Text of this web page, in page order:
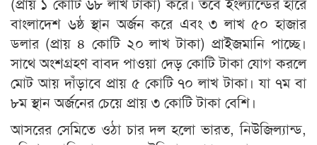
বাংলাদেশ ৬ষ্ঠ স্থান অর্জন করে এবং ৩ লাখ ৫০ হাজার
ডলার (প্রায় ৪ কোটি ২০ লাখ টাকা) প্রাইজমানি পাচ্ছে।
সাথে অংশগ্রহণ বাবদ পাওয়া দেড় কোটি টাকা যোগ করলে
মোট আয় দাঁড়াবে প্রায় ৫ কোটি ৭০ লাখ টাকা। যা ৭ম বা
৮ম স্থান অর্জনের চেয়ে প্রায় ৩ কোটি টাকা বেশি।
আসরের সেমিতে ওঠা চার দল হলো ভারত, নিউজিল্যান্ড,